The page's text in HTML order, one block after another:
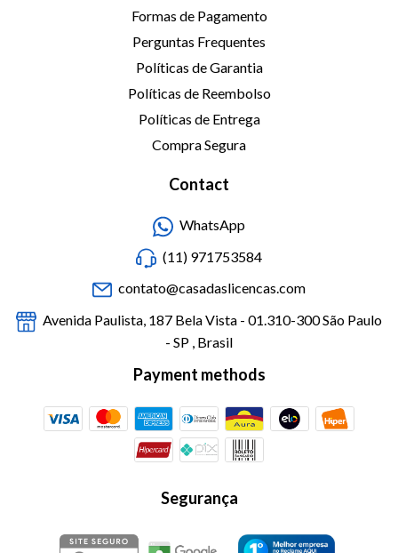
Formas de Pagamento
Perguntas Frequentes
Políticas de Garantia
Políticas de Reembolso
Políticas de Entrega
Compra Segura
Contact
WhatsApp
(11) 971753584
contato@casadaslicencas.com
Avenida Paulista, 187 Bela Vista - 01.310-300 São Paulo
- SP , Brasil
Payment methods
Segurança